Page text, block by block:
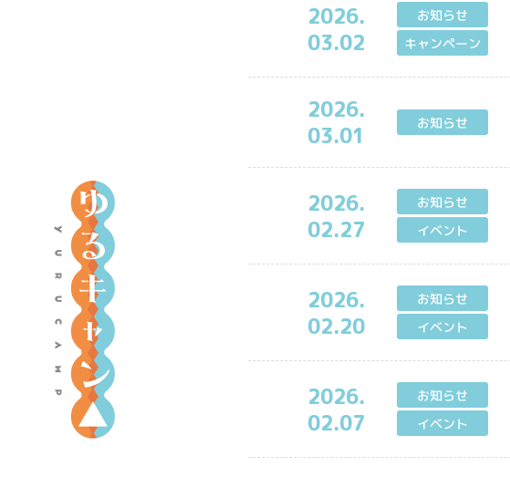
『
ゆ
る
キ
ャ
ン
2026.
03.02
お知らせ
キャンペーン
2026.
03.01
お知らせ
2026.
02.27
お知らせ
イベント
2026.
02.20
お知らせ
イベント
2026.
02.07
お知らせ
イベント